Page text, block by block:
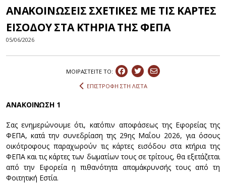
ΑΝΑΚΟΙΝΩΣΕΙΣ ΣΧΕΤΙΚΕΣ ΜΕ ΤΙΣ ΚΑΡΤΕΣ
ΕΙΣΟΔΟΥ ΣΤΑ ΚΤΗΡΙΑ ΤΗΣ ΦΕΠΑ
05/06/2026
ΜΟΙΡΑΣΤEIΤΕ ΤΟ:
ΕΠΙΣΤΡΟΦΗ ΣΤΗ ΛΙΣΤΑ
ΑΝΑΚΟΙΝΩΣΗ 1
Σας ενημερώνουμε ότι, κατόπιν αποφάσεως της Εφορείας της
ΦΕΠΑ, κατά την συνεδρίαση της 29ης Μαΐου 2026, για όσους
οικότροφους παραχωρούν τις κάρτες εισόδου στα κτήρια της
ΦΕΠΑ και τις κάρτες των δωματίων τους σε τρίτους, θα εξετάζεται
από την Εφορεία η πιθανότητα απομάκρυνσής τους από τη
Φοιτητική Εστία.